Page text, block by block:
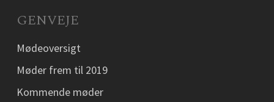
GENVEJE
Mødeoversigt
Møder frem til 2019
Kommende møder